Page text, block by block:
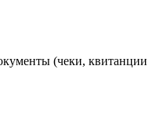
(чеки, квитанции